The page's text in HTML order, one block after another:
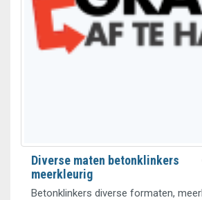
Diverse maten betonklinkers
meerkleurig
Betonklinkers diverse formaten,